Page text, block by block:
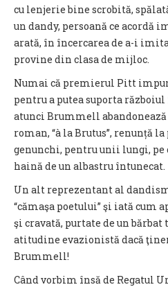
cu lenjerie bine scrobită,
un dandy, persoană ce acordă
arată, în încercarea de a-i
provine din clasa de mijloc.
Numai că premierul Pitt
pentru a putea suporta
atunci Brummell
roman, “à la Brutus”, renunță
genunchi, pentru unii lungi, pe
haină de un albastru întunecat.
Un alt reprezentant al
“cămaşa poetului” şi iată cum
şi cravată, purtate de un
atitudine evazionistă dacă
Brummell!
Când vorbim însă de Regatul